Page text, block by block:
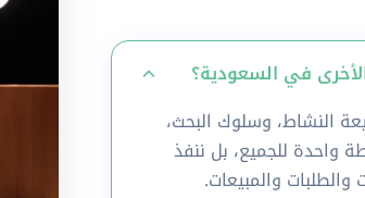
النشاط، وسلوك البحث،
واحدة للجميع، بل ننفذ
والطلبات والمبيعات.